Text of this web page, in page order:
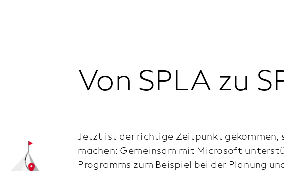
Von SPLA zu
Jetzt ist der richtige Zeitpunkt gekommen,
machen: Gemeinsam mit Microsoft
Programms zum Beispiel bei der Planung